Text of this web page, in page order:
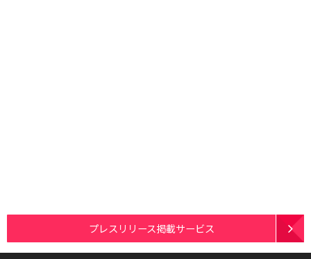
プレスリリース掲載サービス